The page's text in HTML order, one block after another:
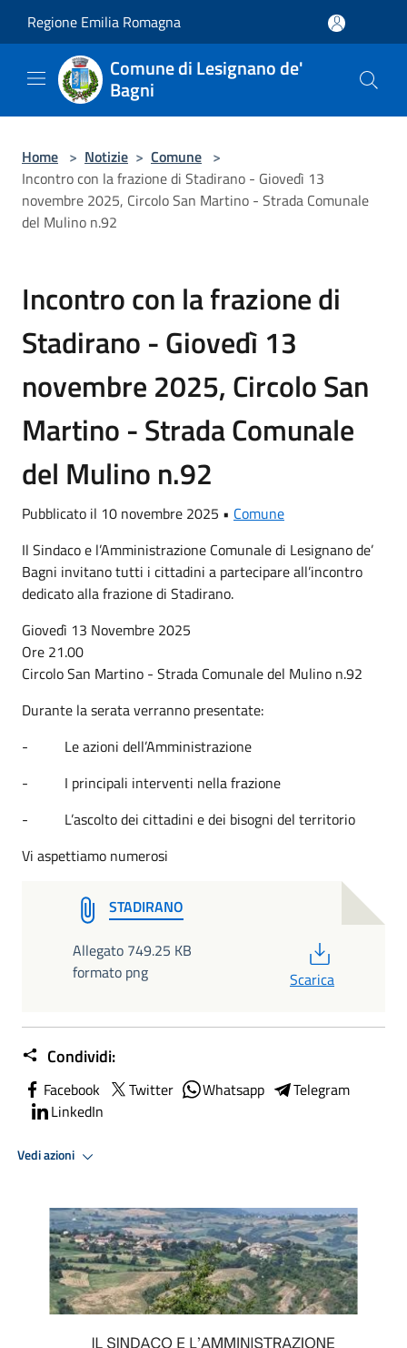
Regione Emilia Romagna
Comune di Lesignano de'
Bagni
Home > Notizie > Comune >
Incontro con la frazione di Stadirano - Giovedì 13
novembre 2025, Circolo San Martino - Strada Comunale
del Mulino n.92
Incontro con la frazione di
Stadirano - Giovedì 13
novembre 2025, Circolo San
Martino - Strada Comunale
del Mulino n.92
Pubblicato il 10 novembre 2025 • Comune
Il Sindaco e l’Amministrazione Comunale di Lesignano de’
Bagni invitano tutti i cittadini a partecipare all’incontro
dedicato alla frazione di Stadirano.
Giovedì 13 Novembre 2025
Ore 21.00
Circolo San Martino - Strada Comunale del Mulino n.92
Durante la serata verranno presentate:
- Le azioni dell’Amministrazione
- I principali interventi nella frazione
- L’ascolto dei cittadini e dei bisogni del territorio
Vi aspettiamo numerosi
STADIRANO
Allegato 749.25 KB
formato png
Scarica
Condividi:
Facebook Twitter Whatsapp
Telegram
LinkedIn
Vedi azioni